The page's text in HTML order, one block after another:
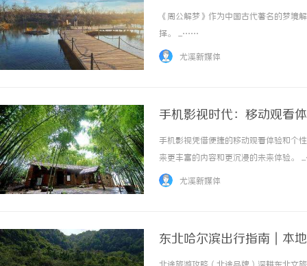
《周公解梦》作为中国古代著名的梦境
择。 ...……
尤溪新媒体
手机影视时代：移动观看
手机影视凭借便捷的移动观看体验和个
来更丰富的内容和更沉浸的未来体验。
尤溪新媒体
东北哈尔滨出行指南｜本